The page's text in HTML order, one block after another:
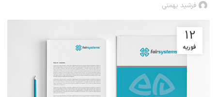
فرشید بهمنی
12
فوریه